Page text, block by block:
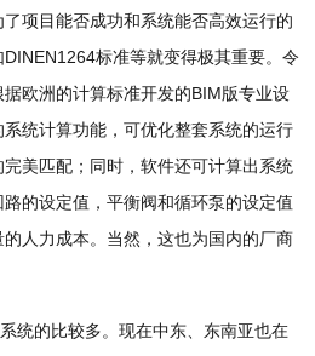
项目能否成功和系统能否高效运行的
标准等就变得极其重要。令
欧洲的计算标准开发的BIM版专业设
统计算功能，可优化整套系统的运行
美匹配；同时，软件还可计算出系统
的设定值，平衡阀和循环泵的设定值
人力成本。当然，这也为国内的厂商
统的比较多。现在中东、东南亚也在